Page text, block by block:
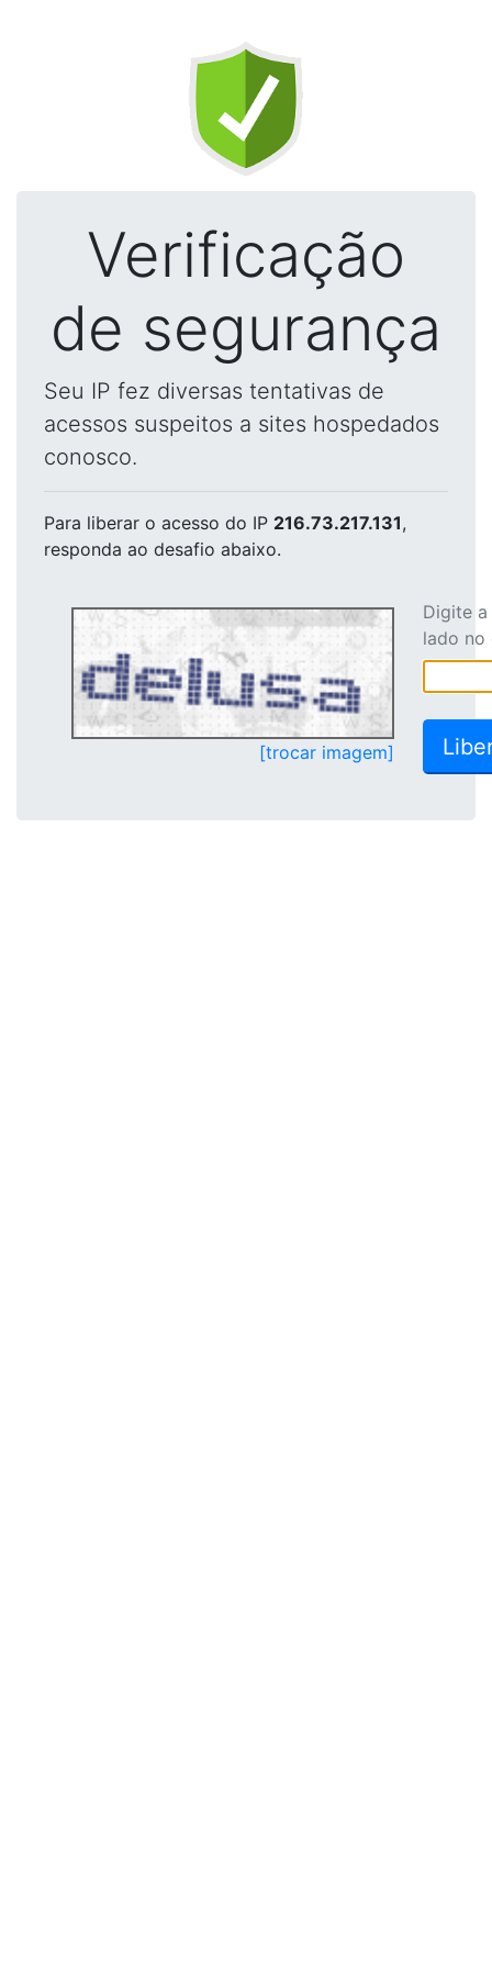
Verificação
de segurança
Seu IP fez diversas tentativas de
acessos suspeitos a sites hospedados
conosco.
Para liberar o acesso do IP 216.73.217.131,
responda ao desafio abaixo.
[trocar imagem]
Digite
lado no